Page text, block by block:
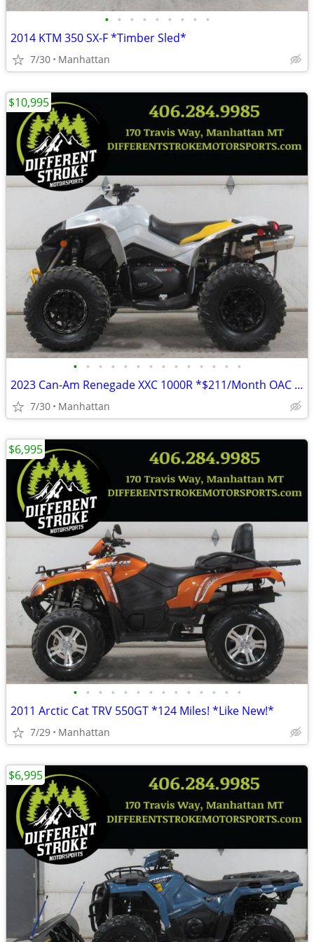
• • • • • • • • •
2014 KTM 350 SX-F *Timber Sled*
7/30 Manhattan
• • • • • • • • • • • • • •
2023 Can-Am Renegade XXC 1000R *$211/Month OAC $0 Down*
7/30 Manhattan
$10,995
• • • • • • • • • • • • • •
2011 Arctic Cat TRV 550GT *124 Miles! *Like New!*
7/29 Manhattan
$6,995
$6,995